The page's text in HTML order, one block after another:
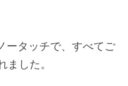
ータッチで、すべてご
ました。